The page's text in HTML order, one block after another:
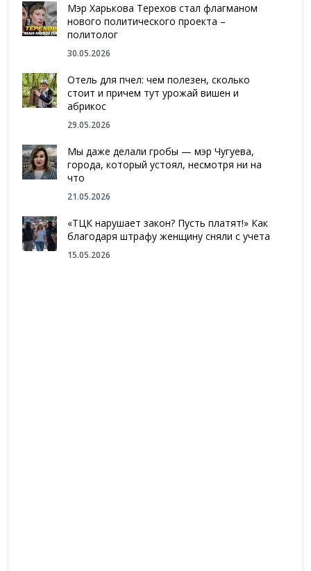
Мэр Харькова Терехов стал флагманом
нового политического проекта –
политолог
30.05.2026
Отель для пчел: чем полезен, сколько
стоит и причем тут урожай вишен и
абрикос
29.05.2026
Мы даже делали гробы — мэр Чугуева,
города, который устоял, несмотря ни на
что
21.05.2026
«ТЦК нарушает закон? Пусть платят!» Как
благодаря штрафу женщину сняли с учета
15.05.2026